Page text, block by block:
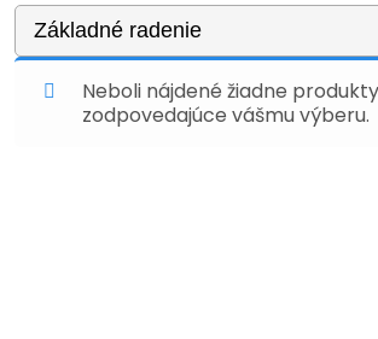
Základné radenie
Neboli nájdené žiadne produkty
zodpovedajúce vášmu výberu.